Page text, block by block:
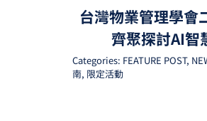
台灣物業管理學會
齊聚探討AI智
Categories: FEATURE POST,
南, 限定活動